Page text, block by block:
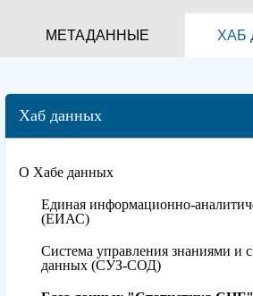
МЕТАДАННЫЕ ХАБ
Хаб данных
О Хабе данных
Единая информационно-
(ЕИАС)
Система управления знаниями и
данных (СУЗ-СОД)